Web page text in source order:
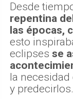
Desde
repentina
las épocas,
esto
eclipses se
la
y predecirlos.